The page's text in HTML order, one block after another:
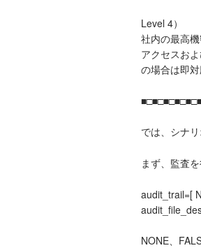
Level 4）
社内の最高
アクセスお
の場合は即
では、シナ
まず、監査
audit_trail=[
NONE、